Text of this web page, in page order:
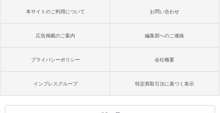
本サイトのご利用について お問い合わせ
広告掲載のご案内 編集部へのご連絡
プライバシーポリシー 会社概要
インプレスグループ 特定商取引法に基づく表示